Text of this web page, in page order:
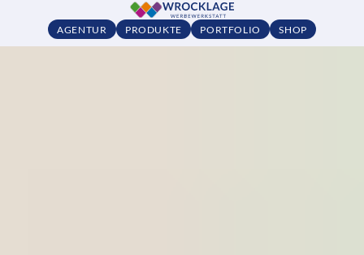
AGENTUR PRODUKTE PORTFOLIO SHOP